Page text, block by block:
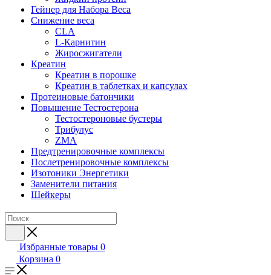
Гейнер для Набора Веса
Снижение веса
CLA
L-Карнитин
Жиросжигатели
Креатин
Креатин в порошке
Креатин в таблетках и капсулах
Протеиновые батончики
Повышение Тестостерона
Тестостероновые бустеры
Трибулус
ZMA
Предтренировочные комплексы
Послетренировочные комплексы
Изотоники Энергетики
Заменители питания
Шейкеры
Избранные товары 0
Корзина 0